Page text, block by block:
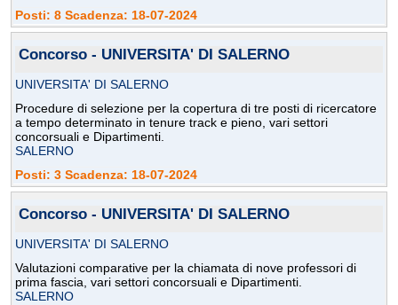
Posti: 8 Scadenza: 18-07-2024
Concorso - UNIVERSITA' DI SALERNO
UNIVERSITA' DI SALERNO
Procedure di selezione per la copertura di tre posti di ricercatore
a tempo determinato in tenure track e pieno, vari settori
concorsuali e Dipartimenti.
SALERNO
Posti: 3 Scadenza: 18-07-2024
Concorso - UNIVERSITA' DI SALERNO
UNIVERSITA' DI SALERNO
Valutazioni comparative per la chiamata di nove professori di
prima fascia, vari settori concorsuali e Dipartimenti.
SALERNO